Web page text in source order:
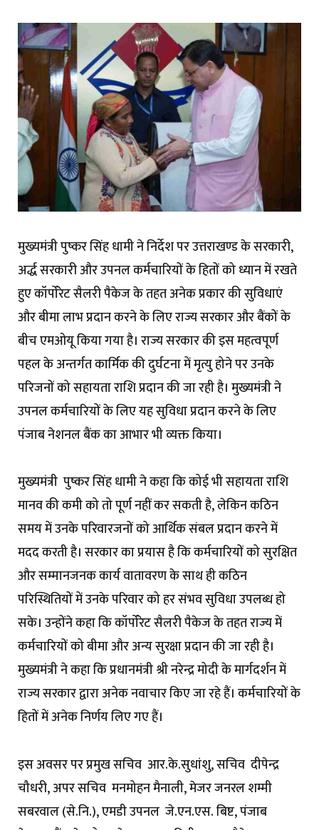
मुख्यमंत्री पुष्कर सिंह धामी ने निर्देश पर उत्तराखण्ड के सरकारी,
अर्द्ध सरकारी और उपनल कर्मचारियों के हितों को ध्यान में रखते
हुए कॉर्पाेरेट सैलरी पैकेज के तहत अनेक प्रकार की सुविधाएं
और बीमा लाभ प्रदान करने के लिए राज्य सरकार और बैंकों के
बीच एमओयू किया गया है। राज्य सरकार की इस महत्वपूर्ण
पहल के अन्तर्गत कार्मिक की दुर्घटना में मृत्यु होने पर उनके
परिजनों को सहायता राशि प्रदान की जा रही है। मुख्यमंत्री ने
उपनल कर्मचारियों के लिए यह सुविधा प्रदान करने के लिए
पंजाब नेशनल बैंक का आभार भी व्यक्त किया।
मुख्यमंत्री पुष्कर सिंह धामी ने कहा कि कोई भी सहायता राशि
मानव की कमी को तो पूर्ण नहीं कर सकती है, लेकिन कठिन
समय में उनके परिवारजनों को आर्थिक संबल प्रदान करने में
मदद करती है। सरकार का प्रयास है कि कर्मचारियों को सुरक्षित
और सम्मानजनक कार्य वातावरण के साथ ही कठिन
परिस्थितियों में उनके परिवार को हर संभव सुविधा उपलब्ध हो
सके। उन्होंने कहा कि कॉर्पाेरेट सैलरी पैकेज के तहत राज्य में
कर्मचारियों को बीमा और अन्य सुरक्षा प्रदान की जा रही है।
मुख्यमंत्री ने कहा कि प्रधानमंत्री श्री नरेन्द्र मोदी के मार्गदर्शन में
राज्य सरकार द्वारा अनेक नवाचार किए जा रहे हैं। कर्मचारियों के
हितों में अनेक निर्णय लिए गए हैं।
इस अवसर पर प्रमुख सचिव आर.के.सुधांशु, सचिव दीपेन्द्र
चौधरी, अपर सचिव मनमोहन मैनाली, मेजर जनरल शम्मी
सबरवाल (से.नि.), एमडी उपनल जे.एन.एस. बिष्ट, पंजाब